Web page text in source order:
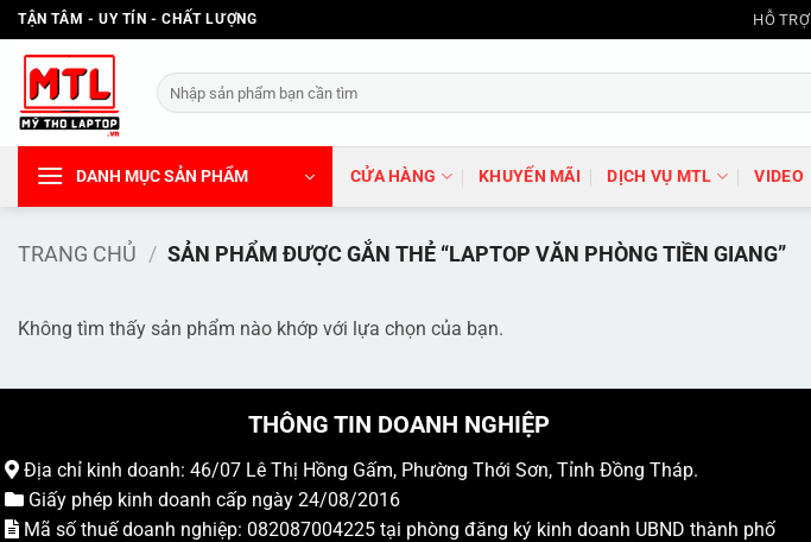
Bỏ
qua
dung
TẬN TÂM - UY TÍN - CHẤT LƯỢNG HỖ TRỢ
Tìm
kiếm:
DANH MỤC SẢN PHẨM CỬA HÀNG KHUYẾN MÃI DỊCH VỤ MTL VIDEO
TRANG CHỦ / SẢN PHẨM ĐƯỢC GẮN THẺ “LAPTOP VĂN PHÒNG TIỀN GIANG”
Không tìm thấy sản phẩm nào khớp với lựa chọn của bạn.
THÔNG TIN DOANH NGHIỆP
Địa chỉ kinh doanh: 46/07 Lê Thị Hồng Gấm, Phường Thới Sơn, Tỉnh Đồng Tháp.
Giấy phép kinh doanh cấp ngày 24/08/2016
Mã số thuế doanh nghiệp: 082087004225 tại phòng đăng ký kinh doanh UBND thành phố